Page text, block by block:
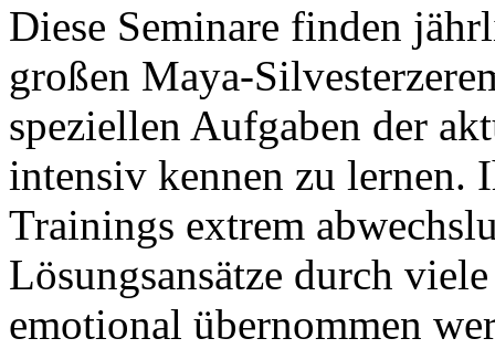
Diese Seminare finden
großen Maya-
speziellen Aufgaben der
intensiv kennen zu lernen.
Trainings extrem
Lösungsansätze durch
emotional übernommen